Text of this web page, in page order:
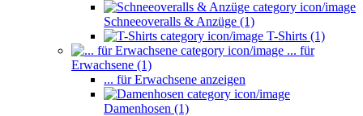
Schneeoveralls & Anzüge (1)
T-Shirts (1)
... für
Erwachsene (1)
... für Erwachsene anzeigen
Damenhosen (1)